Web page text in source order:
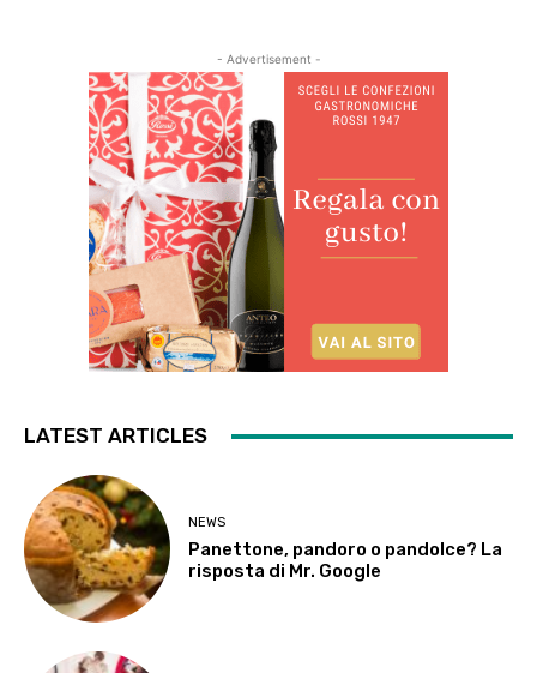
- Advertisement -
LATEST ARTICLES
NEWS
Panettone, pandoro o pandolce? La
risposta di Mr. Google